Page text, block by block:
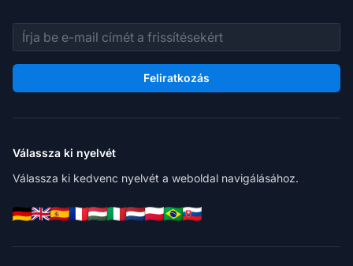
E-mail cím
Feliratkozás
Válassza ki nyelvét
Válassza ki kedvenc nyelvét a weboldal navigálásához.